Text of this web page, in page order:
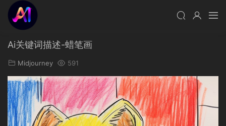
Ai关键词描述-蜡笔画
Midjourney 591